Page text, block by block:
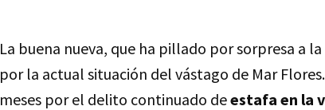
La buena nueva, que ha pillado por sorpresa a
por la actual situación del vástago de Mar
meses por el delito continuado deestafa en la